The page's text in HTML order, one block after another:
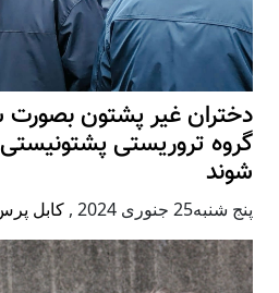
دختران غیر پشتون
گروه تروریستی
شوند
پنج شنبه25 جنوری 2024 , کابل